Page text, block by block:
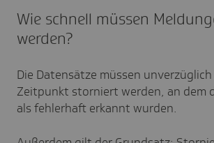
Wie schnell müssen
werden?
Die Datensätze müssen
Zeitpunkt storniert werden, an dem
als fehlerhaft erkannt wurden.